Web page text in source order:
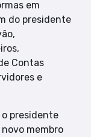
em
do presidente
Contas
e
presidente
membro